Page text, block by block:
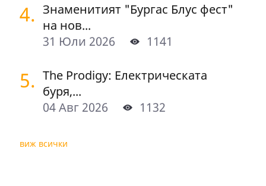
4. Знаменитият "Бургас Блус фест"
на нов...
31 Юли 2026
1141
5. The Prodigy: Електрическата
буря,...
04 Авг 2026
1132
виж всички